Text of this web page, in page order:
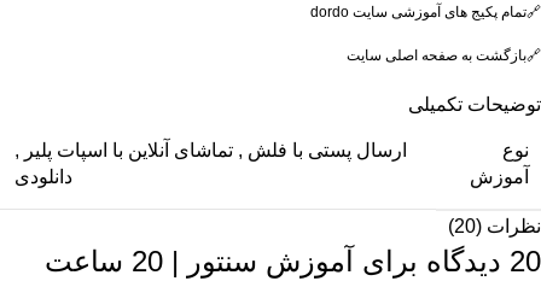
🔗تمام پکیج های آموزشی سایت dordo
🔗بازگشت به صفحه اصلی سایت
توضیحات تکمیلی
نوع
آموزش
ارسال پستی با فلش , تماشای آنلاین با اسپات پلیر ,
دانلودی
نظرات (20)
20 دیدگاه برای
آموزش سنتور | 20 ساعت